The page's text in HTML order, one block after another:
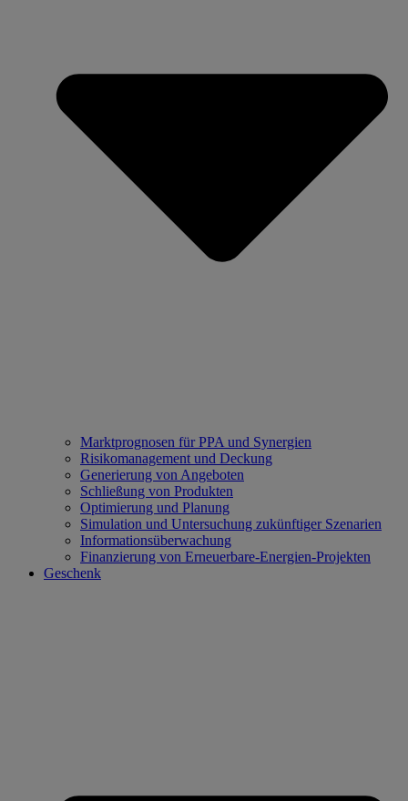
Marktprognosen für PPA und Synergien
Risikomanagement und Deckung
Generierung von Angeboten
Schließung von Produkten
Optimierung und Planung
Simulation und Untersuchung zukünftiger Szenarien
Informationsüberwachung
Finanzierung von Erneuerbare‑Energien‑Projekten
Geschenk